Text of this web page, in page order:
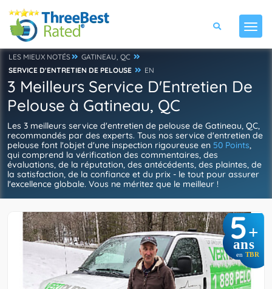
LES MIEUX NOTÉS
GATINEAU, QC
SERVICE D'ENTRETIEN DE PELOUSE
EN
3 Meilleurs Service D'Entretien De
Pelouse à Gatineau, QC
Les 3 meilleurs service d'entretien de pelouse de Gatineau, QC,
recommandés par des experts. Tous nos service d'entretien de
pelouse font l'objet d'une inspection rigoureuse en 50 Points,
qui comprend la vérification des commentaires, des
évaluations, de la réputation, des antécédents, des plaintes, de
la satisfaction, de la confiance et du prix - le tout pour assurer
l'excellence globale. Vous ne méritez que le meilleur !
5+
ans
en TBR